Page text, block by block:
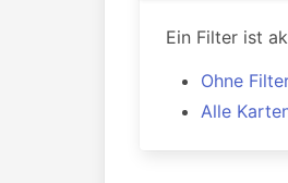
Ein Filter ist
Ohne
Alle